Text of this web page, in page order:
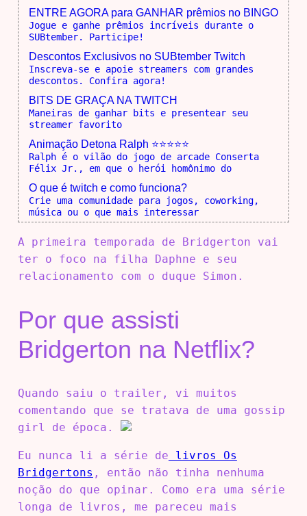
ENTRE AGORA para GANHAR prêmios no BINGO
Jogue e ganhe prêmios incríveis durante o
SUBtember. Participe!
Descontos Exclusivos no SUBtember Twitch
Inscreva-se e apoie streamers com grandes
descontos. Confira agora!
BITS DE GRAÇA NA TWITCH
Maneiras de ganhar bits e presentear seu
streamer favorito
Animação Detona Ralph ⭐⭐⭐⭐⭐
Ralph é o vilão do jogo de arcade Conserta
Félix Jr., em que o herói homônimo do
O que é twitch e como funciona?
Crie uma comunidade para jogos, coworking,
música ou o que mais interessar
A primeira temporada de Bridgerton vai
ter o foco na filha Daphne e seu
relacionamento com o duque Simon.
Por que assisti
Bridgerton na Netflix?
Quando saiu o trailer, vi muitos
comentando que se tratava de uma gossip
girl de época.
Eu nunca li a série de livros Os
Bridgertons , então não tinha nenhuma
noção do que opinar. Como era uma série
longa de livros, me pareceu mais